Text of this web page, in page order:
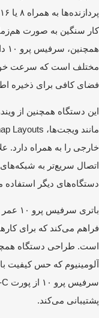
سنگین به صورت
است که سرعت
کافی برای ذخیره
دیگر استفاده
می‌کند که برای
طراحی دستگاه
که حس کیفیت
می‌کند.